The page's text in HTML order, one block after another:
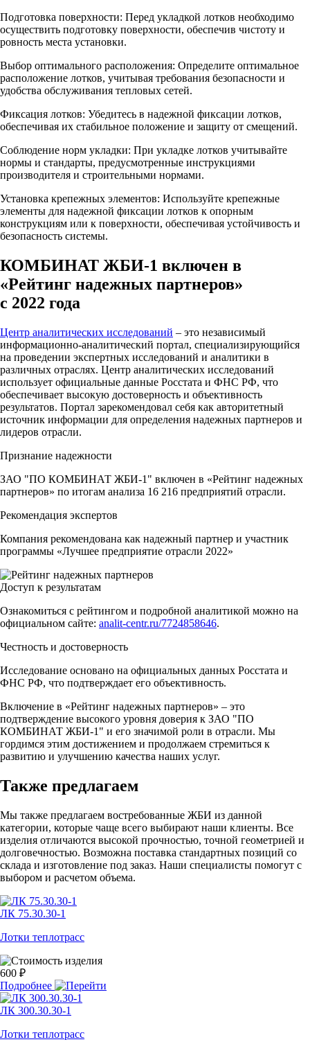
Подготовка поверхности: Перед укладкой лотков необходимо
осуществить подготовку поверхности, обеспечив чистоту и
ровность места установки.
Выбор оптимального расположения: Определите оптимальное
расположение лотков, учитывая требования безопасности и
удобства обслуживания тепловых сетей.
Фиксация лотков: Убедитесь в надежной фиксации лотков,
обеспечивая их стабильное положение и защиту от смещений.
Соблюдение норм укладки: При укладке лотков учитывайте
нормы и стандарты, предусмотренные инструкциями
производителя и строительными нормами.
Установка крепежных элементов: Используйте крепежные
элементы для надежной фиксации лотков к опорным
конструкциям или к поверхности, обеспечивая устойчивость и
безопасность системы.
КОМБИНАТ ЖБИ-1 включен в
«Рейтинг надежных партнеров»
с 2022 года
Центр аналитических исследований – это независимый
информационно-аналитический портал, специализирующийся
на проведении экспертных исследований и аналитики в
различных отраслях. Центр аналитических исследований
использует официальные данные Росстата и ФНС РФ, что
обеспечивает высокую достоверность и объективность
результатов. Портал зарекомендовал себя как авторитетный
источник информации для определения надежных партнеров и
лидеров отрасли.
Признание надежности
ЗАО "ПО КОМБИНАТ ЖБИ-1" включен в «Рейтинг надежных
партнеров» по итогам анализа 16 216 предприятий отрасли.
Рекомендация экспертов
Компания рекомендована как надежный партнер и участник
программы «Лучшее предприятие отрасли 2022»
Доступ к результатам
Ознакомиться с рейтингом и подробной аналитикой можно на
официальном сайте: analit-centr.ru/7724858646.
Честность и достоверность
Исследование основано на официальных данных Росстата и
ФНС РФ, что подтверждает его объективность.
Включение в «Рейтинг надежных партнеров» – это
подтверждение высокого уровня доверия к ЗАО "ПО
КОМБИНАТ ЖБИ-1" и его значимой роли в отрасли. Мы
гордимся этим достижением и продолжаем стремиться к
развитию и улучшению качества наших услуг.
Также предлагаем
Мы также предлагаем востребованные ЖБИ из данной
категории, которые чаще всего выбирают наши клиенты. Все
изделия отличаются высокой прочностью, точной геометрией и
долговечностью. Возможна поставка стандартных позиций со
склада и изготовление под заказ. Наши специалисты помогут с
выбором и расчетом объема.
ЛК 75.30.30-1
Лотки теплотрасс
600 ₽
Подробнее
ЛК 300.30.30-1
Лотки теплотрасс